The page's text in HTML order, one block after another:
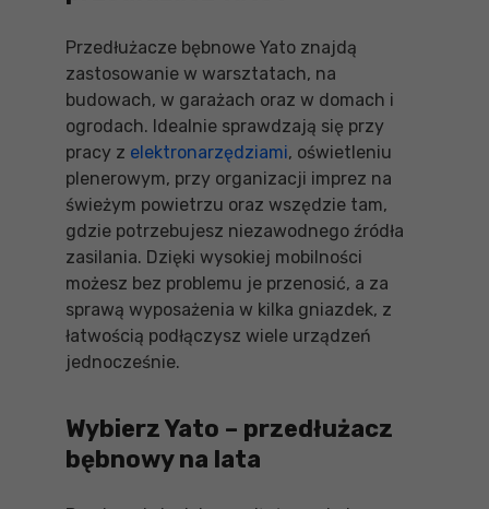
Przedłużacze bębnowe Yato znajdą
zastosowanie w warsztatach, na
budowach, w garażach oraz w domach i
ogrodach. Idealnie sprawdzają się przy
pracy z elektronarzędziami, oświetleniu
plenerowym, przy organizacji imprez na
świeżym powietrzu oraz wszędzie tam,
gdzie potrzebujesz niezawodnego źródła
zasilania. Dzięki wysokiej mobilności
możesz bez problemu je przenosić, a za
sprawą wyposażenia w kilka gniazdek, z
łatwością podłączysz wiele urządzeń
jednocześnie.
Wybierz Yato – przedłużacz
bębnowy na lata